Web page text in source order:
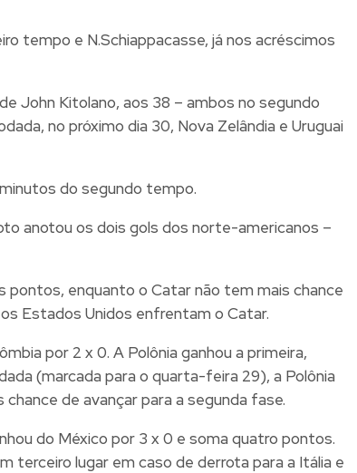
tempo e N.Schiappacasse, já nos acréscimos
John Kitolano, aos 38 – ambos no segundo
no próximo dia 30, Nova Zelândia e Uruguai
do segundo tempo.
anotou os dois gols dos norte-americanos –
pontos, enquanto o Catar não tem mais chance
Estados Unidos enfrentam o Catar.
por 2 x 0. A Polônia ganhou a primeira,
(marcada para o quarta-feira 29), a Polônia
de avançar para a segunda fase.
do México por 3 x 0 e soma quatro pontos.
terceiro lugar em caso de derrota para a Itália e